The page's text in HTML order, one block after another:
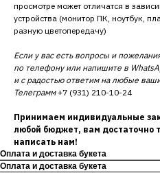
просмотре может отличатся в
устройства (монитор ПК, ноутбук,
разную цветопередачу)
Если у вас есть вопросы и
по телефону или напишите в
и с радостью ответим на любые
Телеграмм+7 (931) 210-10-24
Принимаем индивидуальные
любой бюджет, вам достаточно
написать нам!
Оплата и доставка букета
Оплата и доставка букета